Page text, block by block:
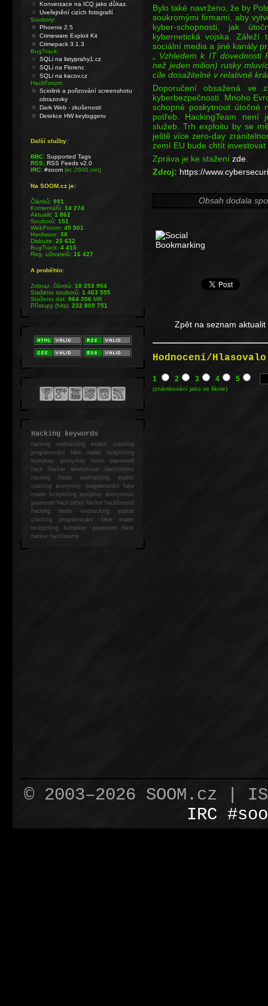
Bylo také navrženo, že by
soukromými firmami, aby
kyber-schopnosti, jak
kybernetická vojska.
sociální media a jiné kanály
„ Vzhledem k IT dovednosti
než jeden milion) rusky
cíle dosažitelné v relativně
Doporučení obsažená ve
kyberbezpečnosti. Mnoho
schopné poskytnout útočné
potřeb. HackingTeam není
služeb. Trh exploitu by se
ještě více zero-day
zemí EU bude chtít
Zpráva je ke stažení zde.
Zdroj: https://
Obsah dodala
Zpět na seznam aktualit
Hodnocení/
1 2 3 4 5
(známkování jako ve škole)
Konverzace na ICQ jako důkaz.
Uveřejnění cizích fotografií
Soubory:
Phoenix 2.5
Crimeware Exploit Kit
Crimepack 3.1.3
BugTrack:
SQLi na listyprahy1.cz
SQLi na Florenc
SQLi na kacov.cz
HackForum:
Sciolink a pořizování screenshotu
obrazovky
Dark Web - zkušenosti
Detekce HW keyloggeru
Další služby:
BBC: Supported Tags
RSS: RSS Feeds v2.0
IRC: #soom(irc.2600.net)
Na SOOM.cz je:
Článků:991
Komentářů:14 274
Aktualit:1 862
Souborů:151
WebForum:49 501
Hardware:38
Diskuze:20 632
BugTrack:4 415
Reg. uživatelů:16 427
A proběhlo:
Zobraz. článků:18 253 904
Staženo souborů:1 463 595
Staženo dat:964 206MB
Přístupy (hits):232 809 751
Hacking keywords
hackingwebhacking exploit cracking
programování fake mailer lockpicking
bumpkey anonymity heslo password
hackhacker anonymous hackforums
hackingheslo webhacking exploit
cracking anonymity programování fake
mailer lockpicking bumpkey anonymous
password hack proxy hacker hackforums
hacking heslo webhacking exploit
cracking programování fake mailer
lockpicking bumpkey password hack
hackerhackforums
© 2003–2026 SOOM.cz |
IRC